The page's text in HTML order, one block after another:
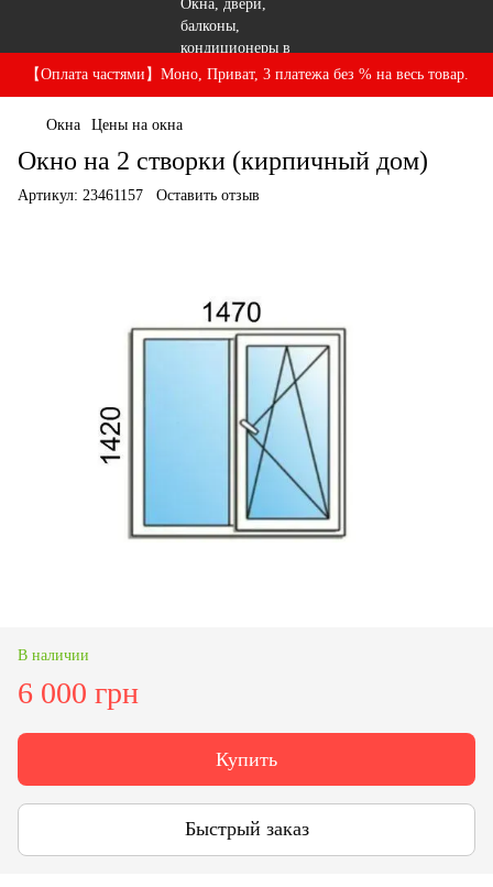
【Оплата частями】Моно, Приват, 3 платежа без % на весь товар.
Окна Цены на окна
Окно на 2 створки (кирпичный дом)
Артикул: 23461157 Оставить отзыв
В наличии
6 000 грн
Купить
Быстрый заказ